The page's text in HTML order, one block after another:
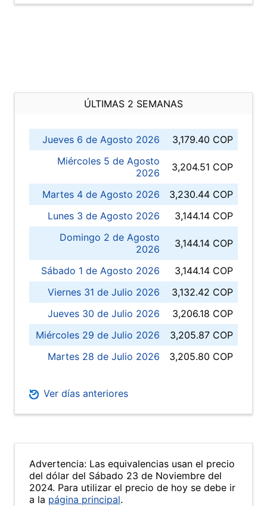
ÚLTIMAS 2 SEMANAS
Jueves 6 de Agosto 2026
3,179.40 COP
Miércoles 5 de Agosto
2026
3,204.51 COP
Martes 4 de Agosto 2026
3,230.44 COP
Lunes 3 de Agosto 2026
3,144.14 COP
Domingo 2 de Agosto
2026
3,144.14 COP
Sábado 1 de Agosto 2026
3,144.14 COP
Viernes 31 de Julio 2026
3,132.42 COP
Jueves 30 de Julio 2026
3,206.18 COP
Miércoles 29 de Julio 2026
3,205.87 COP
Martes 28 de Julio 2026
3,205.80 COP
Ver días anteriores
Advertencia: Las equivalencias usan el precio
del dólar del Sábado 23 de Noviembre del
2024. Para utilizar el precio de hoy se debe ir
a la página principal.